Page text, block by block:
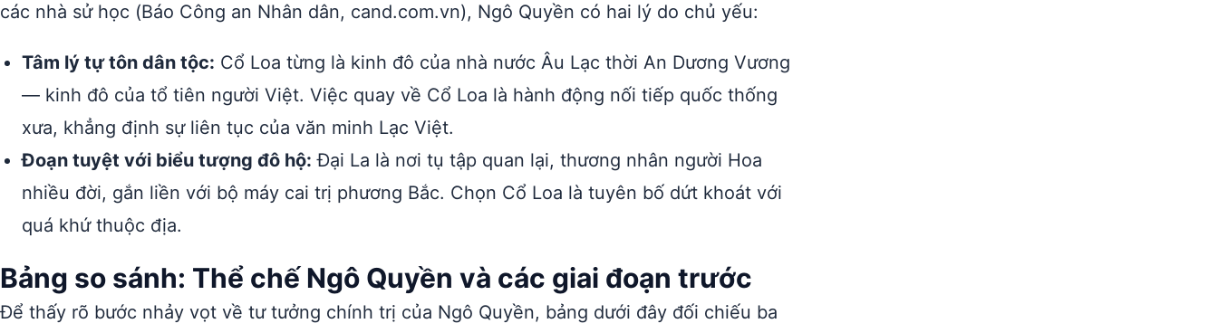
các nhà sử học (Báo Công an Nhân dân, cand.com.vn), Ngô Quyền có hai lý do chủ yếu:
Tâm lý tự tôn dân tộc: Cổ Loa từng là kinh đô của nhà nước Âu Lạc thời An Dương Vương
— kinh đô của tổ tiên người Việt. Việc quay về Cổ Loa là hành động nối tiếp quốc thống
xưa, khẳng định sự liên tục của văn minh Lạc Việt.
Đoạn tuyệt với biểu tượng đô hộ: Đại La là nơi tụ tập quan lại, thương nhân người Hoa
nhiều đời, gắn liền với bộ máy cai trị phương Bắc. Chọn Cổ Loa là tuyên bố dứt khoát với
quá khứ thuộc địa.
Bảng so sánh: Thể chế Ngô Quyền và các giai đoạn trước
Để thấy rõ bước nhảy vọt về tư tưởng chính trị của Ngô Quyền, bảng dưới đây đối chiếu ba